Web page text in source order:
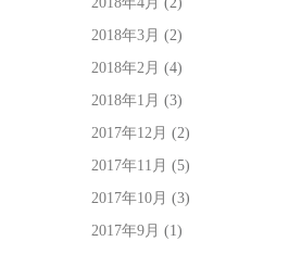
2018年3月 (2)
2018年2月 (4)
2018年1月 (3)
2017年12月 (2)
2017年11月 (5)
2017年10月 (3)
2017年9月 (1)